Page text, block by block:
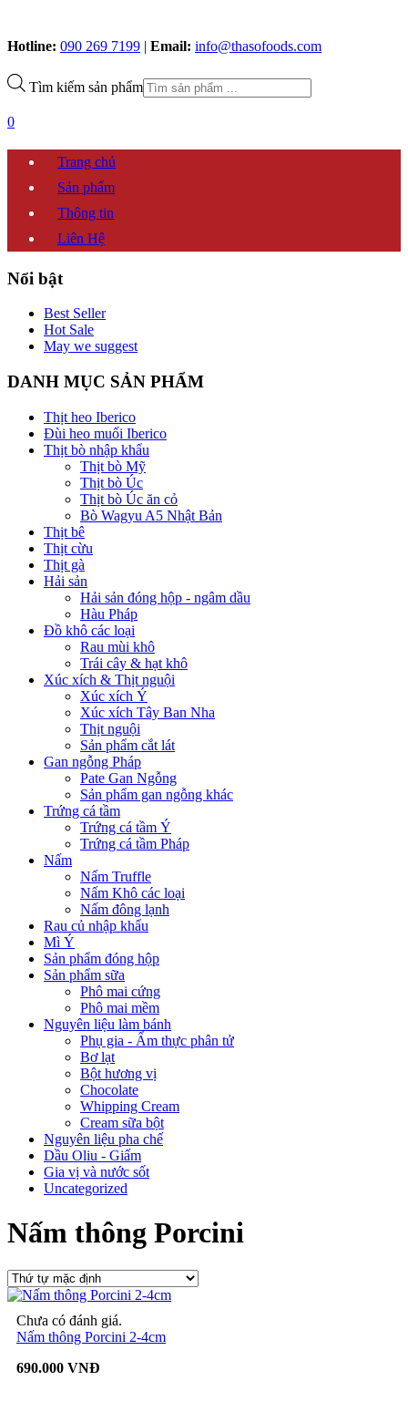
Hotline: 090 269 7199 | Email: info@thasofoods.com
Tìm kiếm sản phẩm
0
Trang chủ
Sản phẩm
Thông tin
Liên Hệ
Nổi bật
Best Seller
Hot Sale
May we suggest
DANH MỤC SẢN PHẨM
Thịt heo Iberico
Đùi heo muối Iberico
Thịt bò nhập khẩu
Thịt bò Mỹ
Thịt bò Úc
Thịt bò Úc ăn cỏ
Bò Wagyu A5 Nhật Bản
Thịt bê
Thịt cừu
Thịt gà
Hải sản
Hải sản đóng hộp - ngâm dầu
Hàu Pháp
Đồ khô các loại
Rau mùi khô
Trái cây & hạt khô
Xúc xích & Thịt nguội
Xúc xích Ý
Xúc xích Tây Ban Nha
Thịt nguội
Sản phẩm cắt lát
Gan ngỗng Pháp
Pate Gan Ngỗng
Sản phẩm gan ngỗng khác
Trứng cá tầm
Trứng cá tầm Ý
Trứng cá tầm Pháp
Nấm
Nấm Truffle
Nấm Khô các loại
Nấm đông lạnh
Rau củ nhập khẩu
Mì Ý
Sản phẩm đóng hộp
Sản phẩm sữa
Phô mai cứng
Phô mai mềm
Nguyên liệu làm bánh
Phụ gia - Ẩm thực phân tử
Bơ lạt
Bột hương vị
Chocolate
Whipping Cream
Cream sữa bột
Nguyên liệu pha chế
Dầu Oliu - Giấm
Gia vị và nước sốt
Uncategorized
Nấm thông Porcini
Chưa có đánh giá.
Nấm thông Porcini 2-4cm
690.000 VNĐ